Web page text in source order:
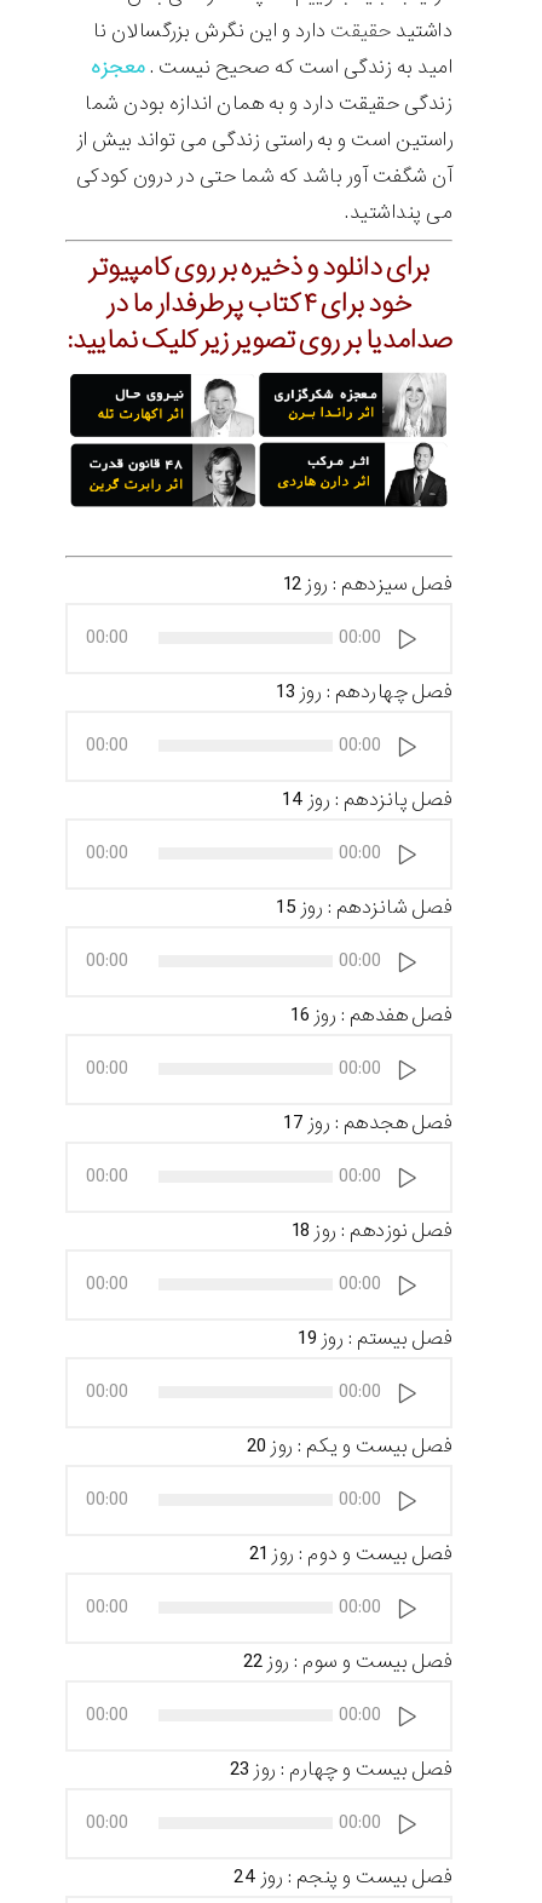
داشتید حقیقت دارد و این نگرش بزرگسالان نا
امید به زندگی است که صحیح نیست .معجزه
زندگی حقیقت دارد و به همان اندازه بودن شما
راستین است و به راستی زندگی می تواند بیش از
آن شگفت آور باشد که شما حتی در درون کودکی
می پنداشتید.
برای دانلود و ذخیره بر روی کامپیوتر
خود برای ۴ کتاب پرطرفدار ما در
صدامدیا بر روی تصویر زیر کلیک نمایید:
فصل سیزدهم : روز 12
صوت
00:00
00:00
فصل چهاردهم : روز 13
صوت
00:00
00:00
فصل پانزدهم : روز 14
صوت
00:00
00:00
فصل شانزدهم : روز 15
صوت
00:00
00:00
فصل هفدهم : روز 16
صوت
00:00
00:00
فصل هجدهم : روز 17
صوت
00:00
00:00
فصل نوزدهم : روز 18
صوت
00:00
00:00
فصل بیستم : روز 19
صوت
00:00
00:00
فصل بیست و یکم : روز 20
صوت
00:00
00:00
فصل بیست و دوم : روز 21
صوت
00:00
00:00
فصل بیست و سوم : روز 22
صوت
00:00
00:00
فصل بیست و چهارم : روز 23
صوت
00:00
00:00
فصل بیست و پنجم : روز 24